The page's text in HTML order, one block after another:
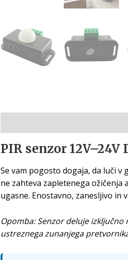
PIR senzor
Se vam pogosto dogaja, da luči
ne zahteva zapletenega ožičenja
ugasne. Enostavno, zanesljivo in
Opomba: Senzor deluje
ustreznega zunanjega